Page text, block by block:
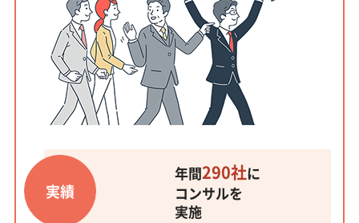
実績
年間290社に
コンサルを
実施